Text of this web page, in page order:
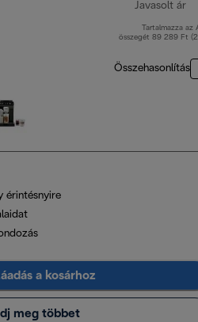
Javasolt ár
Tartalmazza az
összegét 89 289 Ft
Összehasonlítás
érintésnyire
a kosárhoz
meg többet